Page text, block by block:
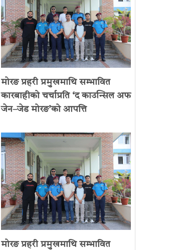
मोरङ प्रहरी प्रमुखमाथि सम्भावित
कारबाहीको चर्चाप्रति ‘द काउन्सिल अफ
जेन–जेड मोरङ’को आपत्ति
मोरङ प्रहरी प्रमुखमाथि सम्भावित